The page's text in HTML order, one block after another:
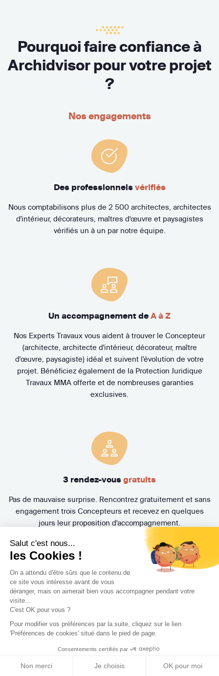
Salut c'est nous...
les Cookies !
On a attendu d'être sûrs que le contenu de
ce site vous intéresse avant de vous
déranger, mais on aimerait bien vous accompagner pendant votre
visite...
C'est OK pour vous ?
Pour modifier vos préférences par la suite, cliquez sur le lien
'Préférences de cookies' situé dans le pied de page.
Consentements certifiés par
Non merci Je choisis OK pour moi
Pourquoi faire confiance à
Archidvisor pour votre projet
?
Nos engagements
Des professionnels vérifiés
Nous comptabilisons plus de 2 500 architectes, architectes
d'intérieur, décorateurs, maîtres d'œuvre et paysagistes
vérifiés un à un par notre équipe.
Un accompagnement de A à Z
Nos Experts Travaux vous aident à trouver le Concepteur
(architecte, architecte d'intérieur, décorateur, maître
d'œuvre, paysagiste) idéal et suivent l'évolution de votre
projet. Bénéficiez également de la Protection Juridique
Travaux MMA offerte et de nombreuses garanties
exclusives.
3 rendez-vous gratuits
Pas de mauvaise surprise. Rencontrez gratuitement et sans
engagement trois Concepteurs et recevez en quelques
jours leur proposition d'accompagnement.
Trouvez le professionnel
le plus adapté à votre
projet !